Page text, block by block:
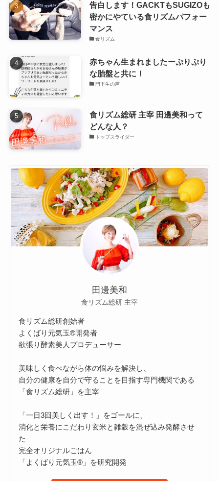
告白します！GACKTもSUGIZOも
密かにやている食リズムパフォー
マンス
食リズム
赤ちゃん生まれましたーぷりぷり
な胎盤と共に！
門下生の声
食リズム総研 主宰 田邊美和って
どんな人？
トップスライダー
田邊美和
食リズム総研 主宰
食リズム総研創始者
よくばり元気玉®開発者
欲張り酵素美人プロデューサー
美味しく食べながら体の悩みを解決し、
自分の健康を自分で守ることを目指す専門機関である
「食リズム総研」を主宰
「一日3回美しく出す！」をゴールに、
消化と栄養にこだわり玄米と雑穀を混ぜ込み発酵させ
た
完全オリジナルごはん
「よくばり元気玉®」を研究開発